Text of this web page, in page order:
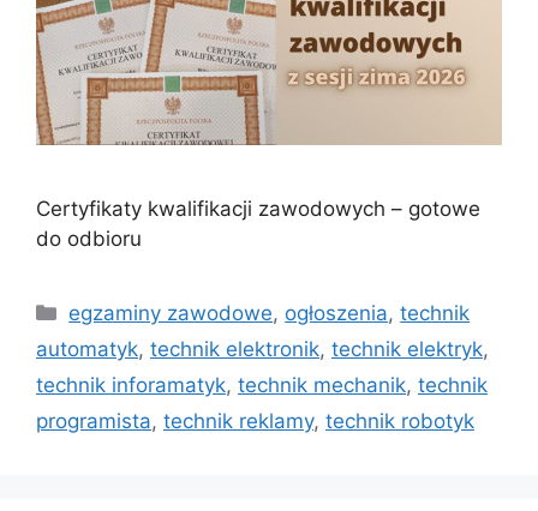
Certyfikaty kwalifikacji zawodowych – gotowe
do odbioru
egzaminy zawodowe, ogłoszenia,technik
automatyk, technik elektronik, technik elektryk,
technik inforamatyk, technik mechanik, technik
programista, technik reklamy, technik robotyk